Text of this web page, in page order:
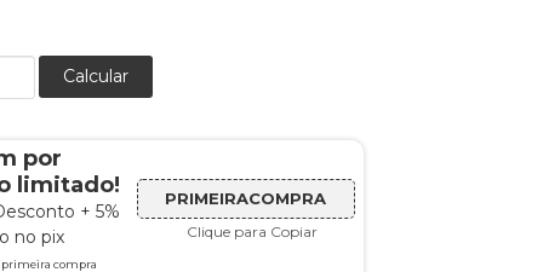
Calcular
por
limitado!
+ 5%
no pix
primeira compra
PRIMEIRACOMPRA
Clique para Copiar